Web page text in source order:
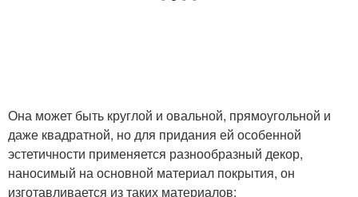
Она может быть круглой и овальной, прямоугольной и
даже квадратной, но для придания ей особенной
эстетичности применяется разнообразный декор,
наносимый на основной материал покрытия, он
изготавливается из таких материалов: